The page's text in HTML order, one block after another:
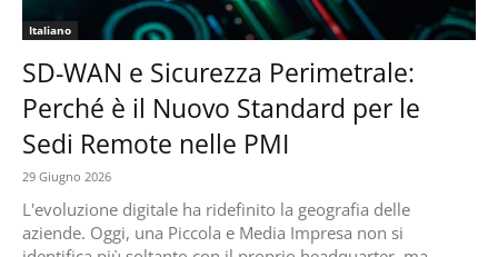
Italiano
SD-WAN e Sicurezza Perimetrale:
Perché è il Nuovo Standard per le
Sedi Remote nelle PMI
29 Giugno 2026
L'evoluzione digitale ha ridefinito la geografia delle
aziende. Oggi, una Piccola e Media Impresa non si